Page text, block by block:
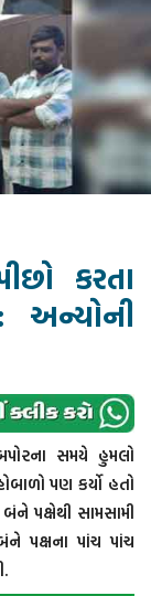
કરતા
અન્યોની
સમયે હુમલો
પણ કર્યો હતો
પક્ષેથી સામસામી
પક્ષના પાંચ પાંચ